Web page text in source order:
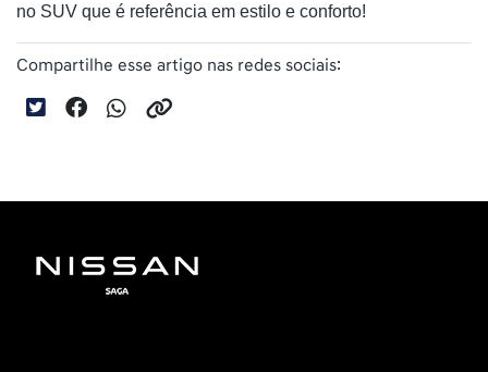
no SUV que é referência em estilo e conforto!
Compartilhe esse artigo nas redes sociais: